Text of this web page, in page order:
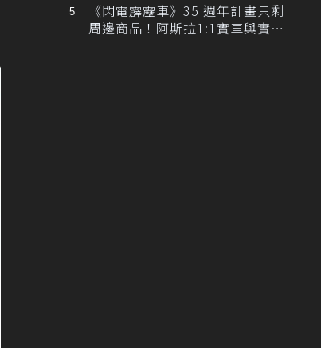
《閃電霹靂車》35 週年計畫只剩
周邊商品！阿斯拉1:1實車與實體